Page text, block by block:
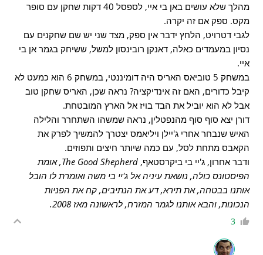
מהלך שלא עושים באן בי איי, לספסל 40 דקות שחקן עם סופר
מקס. ספק אם זה יקרה.
לגבי דטרויט, הלחץ ידבר אין ספק, מצד שני יש שם שחקנים עם
נסיון במעמדים כאלה, דאנקן רובינסון למשל, ששיחק בגמר אן בי
איי.
במשחק 5 טוביאס האריס היה דומיננטי, במשחק 6 הוא כמעט לא
קיבל כדורים, האם זה אינדיקציה? נראה שכן, האריס שחקן טוב
אבל לא הוא יוביל את הבד בויז אל הארץ המובטחת.
דורן יצא סוף סוף מהנפטלין, נראה שמשהו השתחרר והלילה
האיש שנבחר אחרי ג'יילן ויליאמס יצטרך להמשיך לפרק את
הקאבס מתחת לסל, עם כמה שיותר חיצים ותפוזים.
ודבר אחרון, ג'יי בי ביקרסטאף,
The Good Shepherd, אומת
הפיסטונס כולה, נושאת עיניה אל ג'יי בי משה ואומרת לו הובל
אותנו בבטחה, את תירא, דע את הנתיבים, קח את הפניות
הנכונות, והבא אותנו לגמר המזרח, לראשונה מאז 2008.
3